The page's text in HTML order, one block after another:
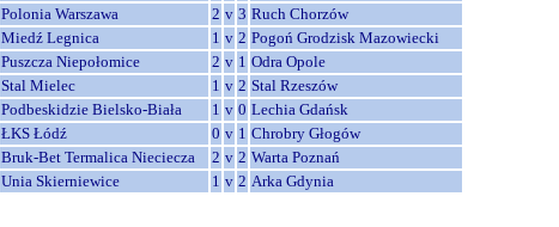
Polonia Warszawa 2 v 3 Ruch Chorzów
Miedź Legnica 1 v 2 Pogoń Grodzisk Mazowiecki
Puszcza Niepołomice 2 v 1 Odra Opole
Stal Mielec 1 v 2 Stal Rzeszów
Podbeskidzie Bielsko-Biała 1 v 0 Lechia Gdańsk
ŁKS Łódź 0 v 1 Chrobry Głogów
Bruk-Bet Termalica Nieciecza 2 v 2 Warta Poznań
Unia Skierniewice 1 v 2 Arka Gdynia